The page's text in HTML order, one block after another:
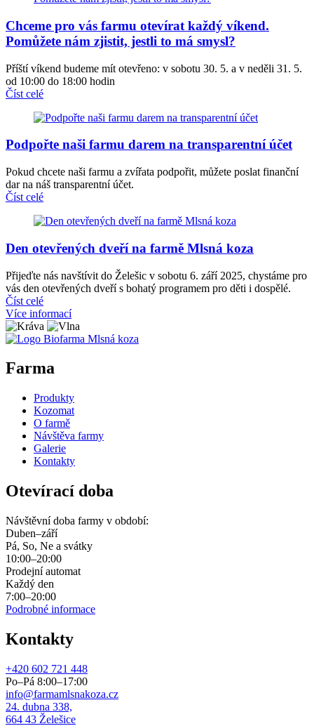
Chceme pro vás farmu otevírat každý víkend.
Pomůžete nám zjistit, jestli to má smysl?
Příští víkend budeme mít otevřeno: v sobotu 30. 5. a v neděli 31. 5.
od 10:00 do 18:00 hodin
Číst celé
Podpořte naši farmu darem na transparentní účet
Pokud chcete naši farmu a zvířata podpořit, můžete poslat finanční
dar na náš transparentní účet.
Číst celé
Den otevřených dveří na farmě Mlsná koza
Přijeďte nás navštívit do Želešic v sobotu 6. září 2025, chystáme pro
vás den otevřených dveří s bohatý programem pro děti i dospělé.
Číst celé
Více informací
Farma
Produkty
Kozomat
O farmě
Návštěva farmy
Galerie
Kontakty
Otevírací doba
Návštěvní doba farmy v období:
Duben–září
Pá, So, Ne a svátky
10:00–20:00
Prodejní automat
Každý den
7:00–20:00
Podrobné informace
Kontakty
+420 602 721 448
Po–Pá 8:00–17:00
info@farmamlsnakoza.cz
24. dubna 338,
664 43 Želešice